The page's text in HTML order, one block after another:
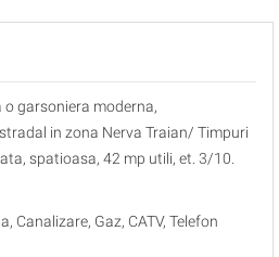
garsoniera moderna,
in zona Nerva Traian/ Timpuri
spatioasa, 42 mp utili, et. 3/10.
Canalizare, Gaz, CATV, Telefon